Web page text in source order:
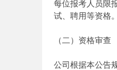
每位报考人员限
试、聘用等资格。
（二）资格审查
公司根据本公告